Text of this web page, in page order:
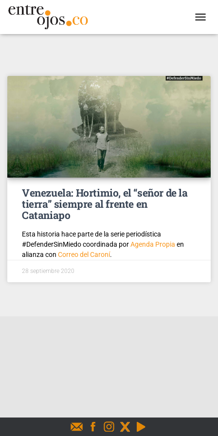
Venezuela: Hortimio, el “señor de la
tierra” siempre al frente en
Cataniapo
Esta historia hace parte de la serie periodística
#DefenderSinMiedo coordinada porAgenda Propia en
alianza con Correo del Caroní.
28 septiembre 2020